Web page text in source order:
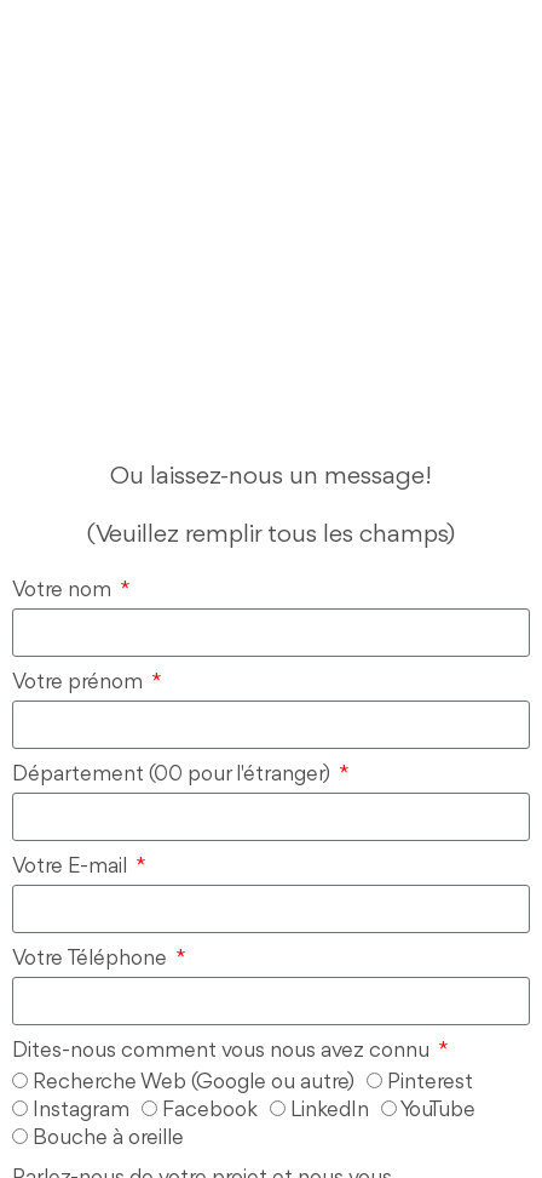
Ou laissez-nous un message!
(Veuillez remplir tous les champs)
Votre nom
Votre prénom
Département (00 pour l'étranger)
Votre E-mail
Votre Téléphone
Dites-nous comment vous nous avez connu
Recherche Web (Google ou autre)
Pinterest
Instagram
Facebook LinkedIn
YouTube
Bouche à oreille